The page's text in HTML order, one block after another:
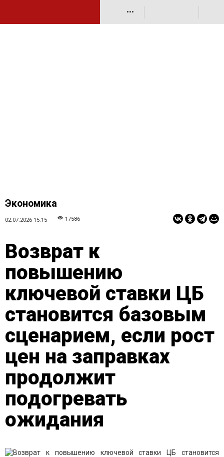
•••
Экономика
02.07.2026 15:15 17586
Возврат к
повышению
ключевой ставки ЦБ
становится базовым
сценарием, если рост
цен на заправках
продолжит
подогревать
ожидания